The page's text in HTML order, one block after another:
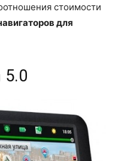
стоимости
для
5.0